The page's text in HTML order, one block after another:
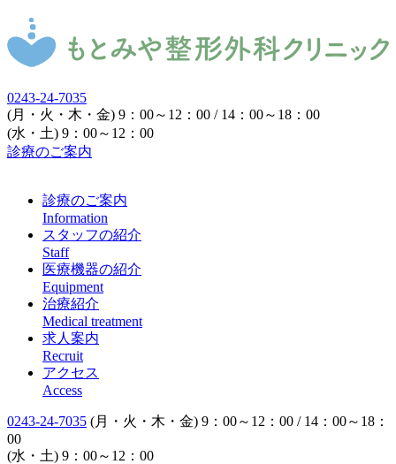
0243-24-7035
(月・火・木・金) 9：00～12：00 / 14：00～18：00
(水・土) 9：00～12：00
診療のご案内
診療のご案内
Information
スタッフの紹介
Staff
医療機器の紹介
Equipment
治療紹介
Medical treatment
求人案内
Recruit
アクセス
Access
0243-24-7035 (月・火・木・金) 9：00～12：00 / 14：00～18：
00
(水・土) 9：00～12：00